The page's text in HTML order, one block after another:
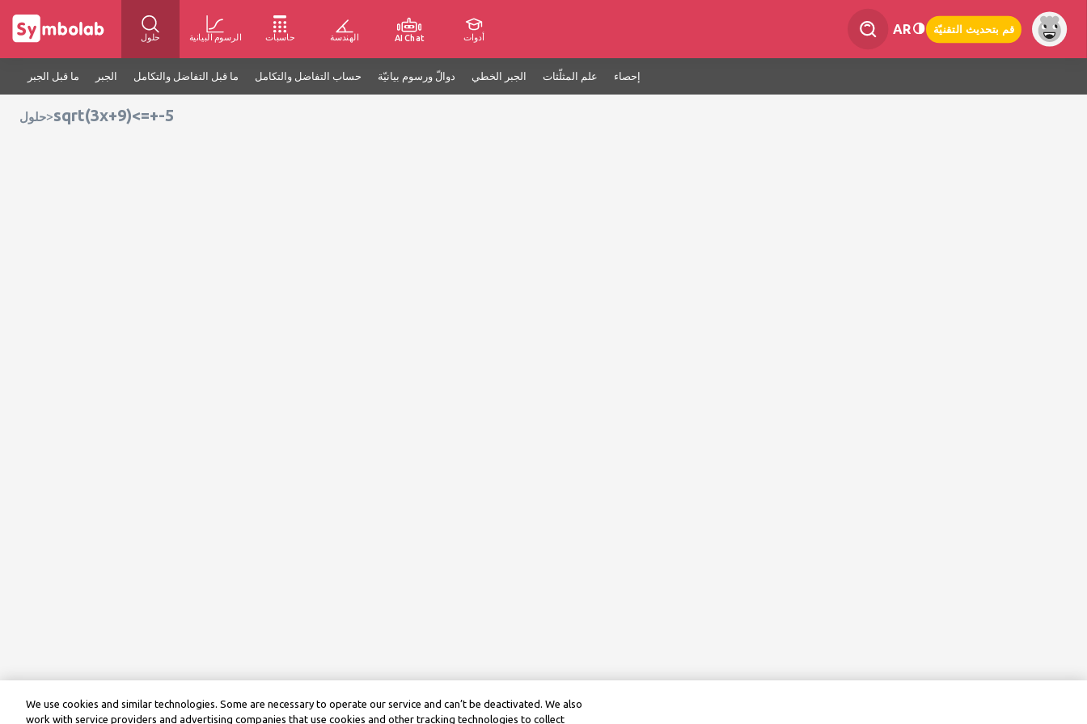
حلول الرسوم البيانية حاسبات الهندسة AI Chat أدوات
AR قم بتحديث التقنيّة
ما قبل الجبر الجبر ما قبل التفاضل والتكامل حساب التفاضل والتكامل دوالّ ورسوم بيانيّة الجبر الخطي علم المثلّثات إحصاء
حلول>sqrt(3x+9)<=+-5
We use cookies and similar technologies. Some are necessary to operate our service and can’t be deactivated. We also
work with service providers and advertising companies that use cookies and other tracking technologies to collect